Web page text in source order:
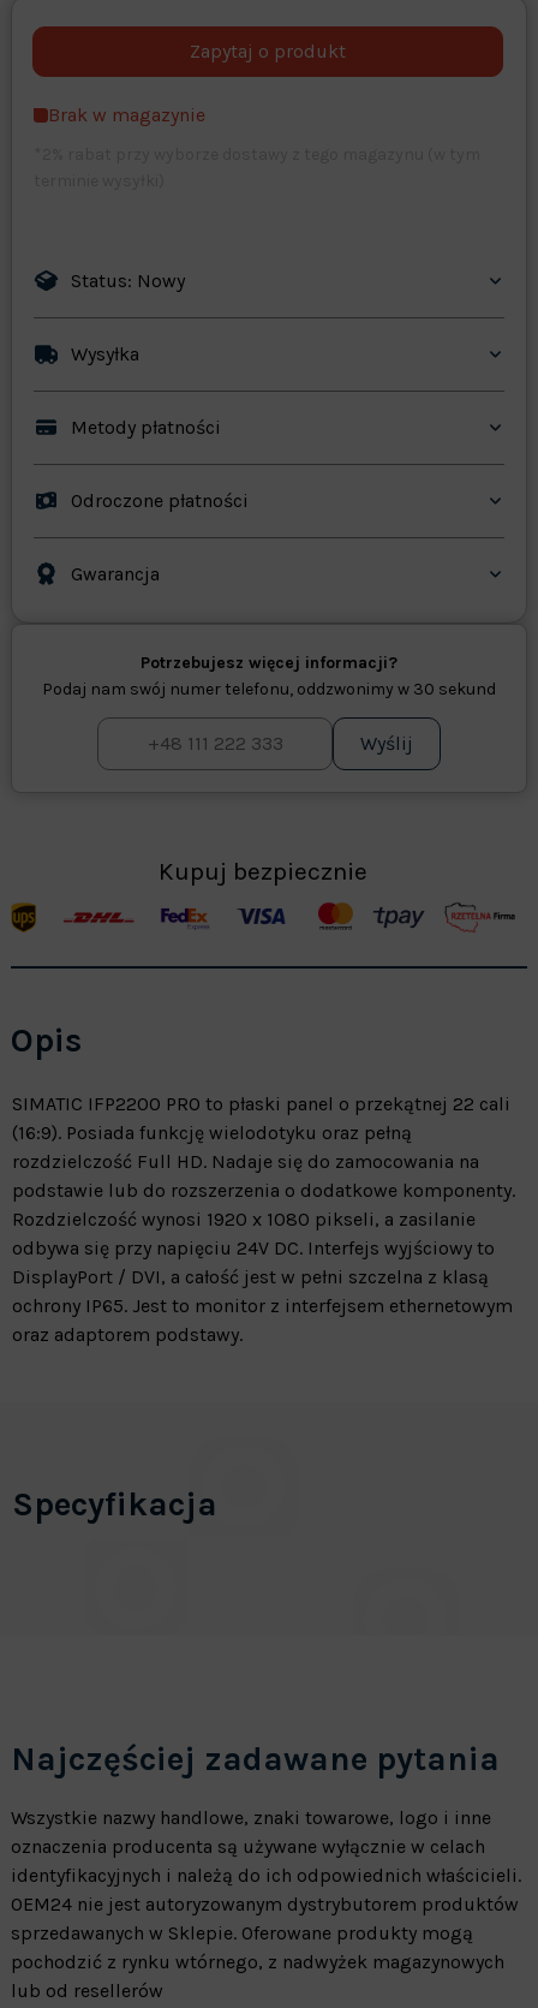
opcjonalne Maks. 250 znaków
Brak w magazynie
Status: Nowy
Wysyłka
Metody płatności
Odroczone płatności
Gwarancja
Potrzebujesz więcej informacji?
Podaj nam swój numer telefonu, oddzwonimy w 30 sekund
Wyślij
Kupuj bezpiecznie
Opis
SIMATIC IFP2200 PRO to płaski panel o przekątnej 22 cali
(16:9). Posiada funkcję wielodotyku oraz pełną
rozdzielczość Full HD. Nadaje się do zamocowania na
podstawie lub do rozszerzenia o dodatkowe komponenty.
Rozdzielczość wynosi 1920 x 1080 pikseli, a zasilanie
odbywa się przy napięciu 24V DC. Interfejs wyjściowy to
DisplayPort / DVI, a całość jest w pełni szczelna z klasą
ochrony IP65. Jest to monitor z interfejsem ethernetowym
oraz adaptorem podstawy.
Specyfikacja
Najczęściej zadawane pytania
Wszystkie nazwy handlowe, znaki towarowe, logo i inne
oznaczenia producenta są używane wyłącznie w celach
identyfikacyjnych i należą do ich odpowiednich właścicieli.
OEM24 nie jest autoryzowanym dystrybutorem produktów
sprzedawanych w Sklepie. Oferowane produkty mogą
pochodzić z rynku wtórnego, z nadwyżek magazynowych
lub od resellerów